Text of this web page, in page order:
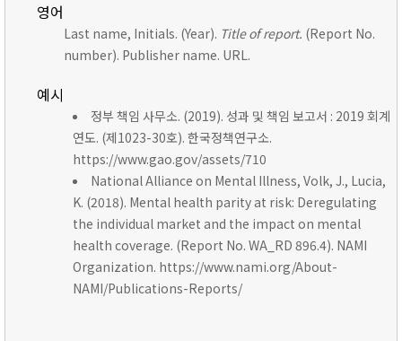
영어
Last name, Initials. (Year). Title of report. (Report No.
number). Publisher name. URL.
예시
정부 책임 사무소. (2019). 성과 및 책임 보고서 : 2019 회계
연도. (제1023-30호). 한국정책연구소.
https://www.gao.gov/assets/710
National Alliance on Mental Illness, Volk, J., Lucia,
K. (2018). Mental health parity at risk: Deregulating
the individual market and the impact on mental
health coverage. (Report No. WA_RD 896.4). NAMI
Organization. https://www.nami.org/About-
NAMI/Publications-Reports/